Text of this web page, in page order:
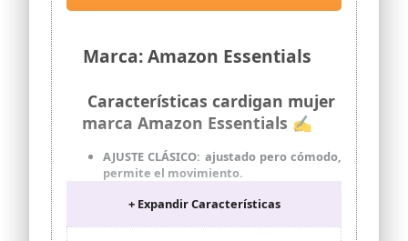
Marca: Amazon Essentials
Características cardigan mujer
marca Amazon Essentials ✍
AJUSTE CLÁSICO: ajustado pero cómodo,
permite el movimiento.
HILO DE SUÉTER LIGERO DE MEZCLA DE
ALGODÓN: hilo de suéter suave y ligero
con un hermoso drapeado.
+ Expandir Características